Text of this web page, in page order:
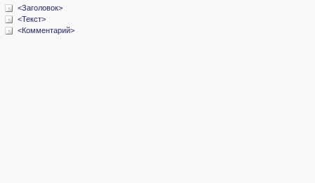
<Заголовок>
<Текст>
<Комментарий>